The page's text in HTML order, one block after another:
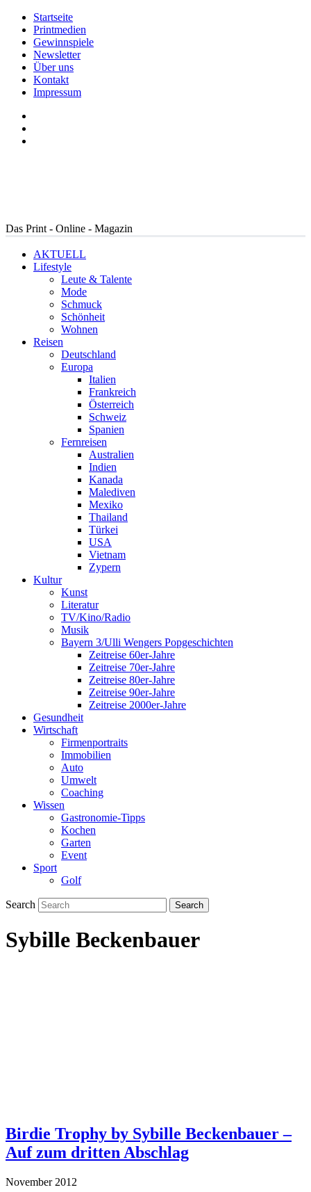
Startseite
Printmedien
Gewinnspiele
Newsletter
Über uns
Kontakt
Impressum
Das Print - Online - Magazin
AKTUELL
Lifestyle
Leute & Talente
Mode
Schmuck
Schönheit
Wohnen
Reisen
Deutschland
Europa
Italien
Frankreich
Österreich
Schweiz
Spanien
Fernreisen
Australien
Indien
Kanada
Malediven
Mexiko
Thailand
Türkei
USA
Vietnam
Zypern
Kultur
Kunst
Literatur
TV/Kino/Radio
Musik
Bayern 3/Ulli Wengers Popgeschichten
Zeitreise 60er-Jahre
Zeitreise 70er-Jahre
Zeitreise 80er-Jahre
Zeitreise 90er-Jahre
Zeitreise 2000er-Jahre
Gesundheit
Wirtschaft
Firmenportraits
Immobilien
Auto
Umwelt
Coaching
Wissen
Gastronomie-Tipps
Kochen
Garten
Event
Sport
Golf
Search
Sybille Beckenbauer
Birdie Trophy by Sybille Beckenbauer –
Auf zum dritten Abschlag
November 2012